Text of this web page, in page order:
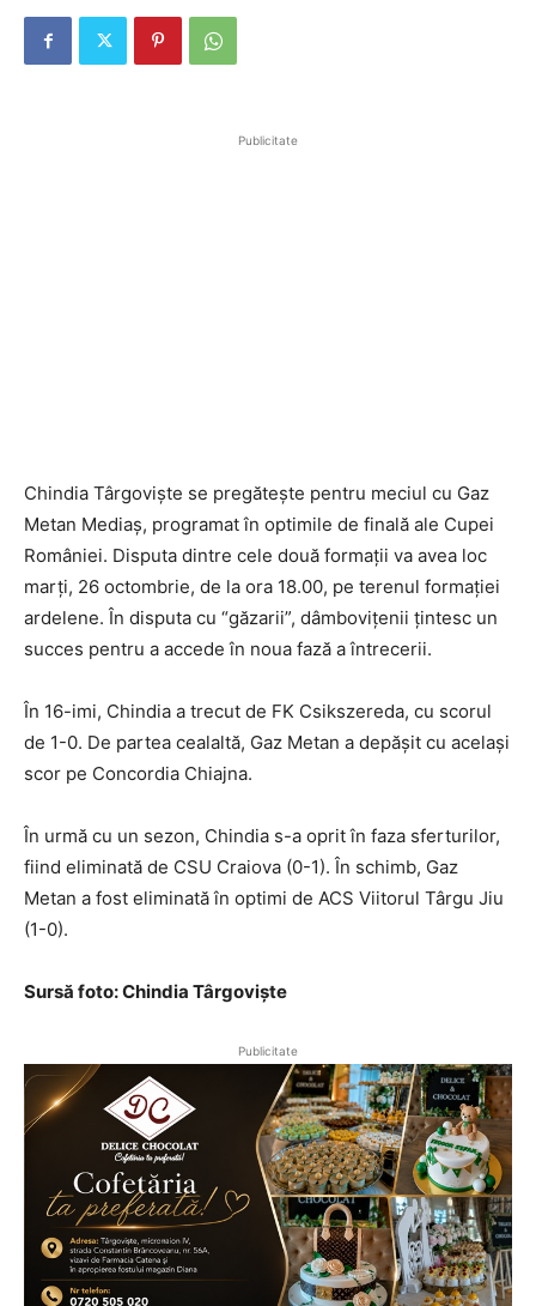
Publicitate
Chindia Târgoviște se pregătește pentru meciul cu Gaz
Metan Mediaș, programat în optimile de finală ale Cupei
României. Disputa dintre cele două formații va avea loc
marți, 26 octombrie, de la ora 18.00, pe terenul formației
ardelene. În disputa cu “găzarii”, dâmbovițenii țintesc un
succes pentru a accede în noua fază a întrecerii.
În 16-imi, Chindia a trecut de FK Csikszereda, cu scorul
de 1-0. De partea cealaltă, Gaz Metan a depășit cu același
scor pe Concordia Chiajna.
În urmă cu un sezon, Chindia s-a oprit în faza sferturilor,
fiind eliminată de CSU Craiova (0-1). În schimb, Gaz
Metan a fost eliminată în optimi de ACS Viitorul Târgu Jiu
(1-0).
Sursă foto: Chindia Târgoviște
Publicitate